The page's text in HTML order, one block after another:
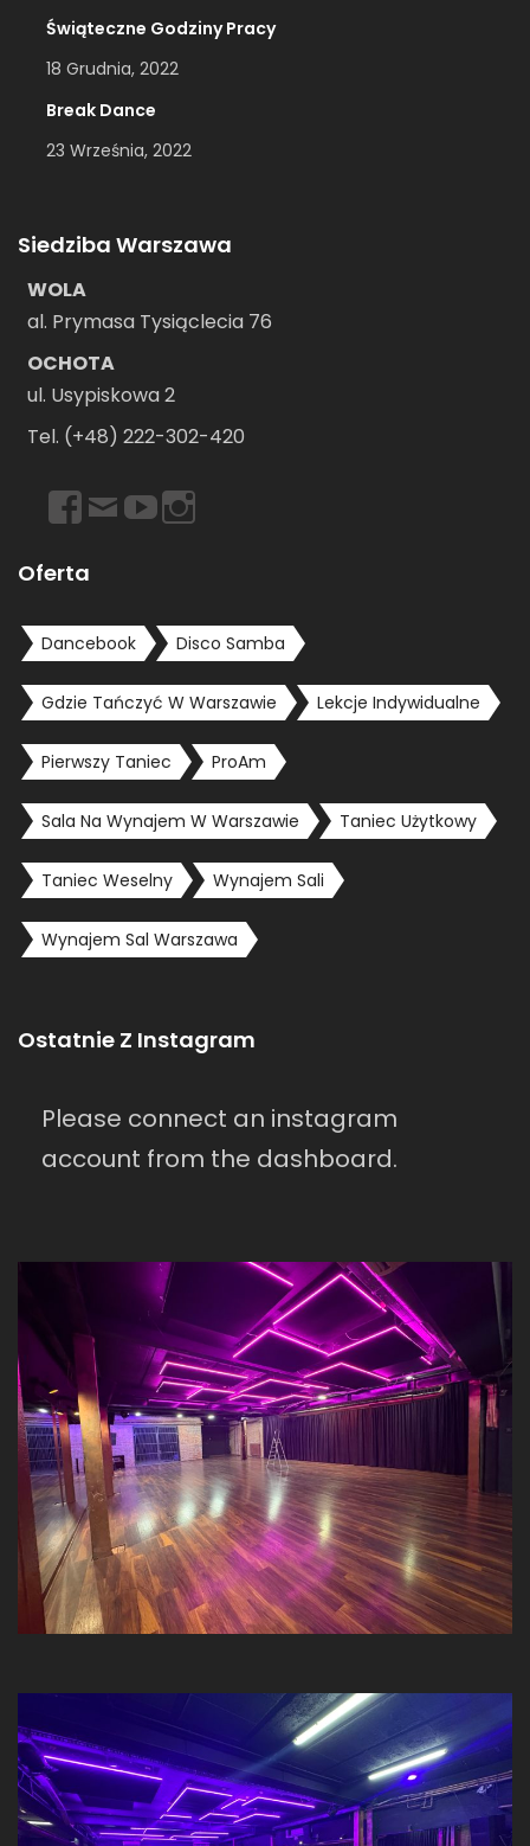
Świąteczne Godziny Pracy
18 Grudnia, 2022
Break Dance
23 Września, 2022
Siedziba Warszawa
WOLA
al. Prymasa Tysiąclecia 76
OCHOTA
ul. Usypiskowa 2
Tel. (+48) 222-302-420
https://www.facebook.com/dancebookwarszawa
Emailhttps://www.youtube.com/user/dancebookpl
Oferta
Dancebook Disco Samba
Gdzie Tańczyć W Warszawie Lekcje Indywidualne
Pierwszy Taniec ProAm
Sala Na Wynajem W Warszawie Taniec Użytkowy
Taniec Weselny Wynajem Sali
Wynajem Sal Warszawa
Ostatnie Z Instagram
Please connect an instagram
account from the dashboard.